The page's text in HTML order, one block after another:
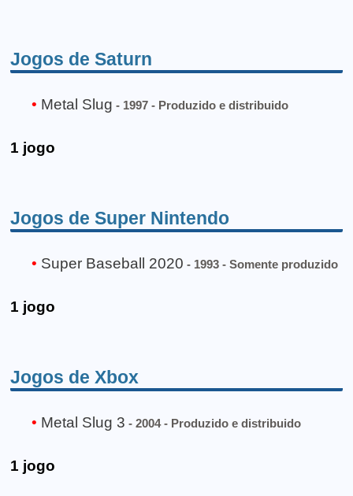
Jogos de Saturn
Metal Slug - 1997 - Produzido e distribuido
1 jogo
Jogos de Super Nintendo
Super Baseball 2020 - 1993 - Somente produzido
1 jogo
Jogos de Xbox
Metal Slug 3 - 2004 - Produzido e distribuido
1 jogo